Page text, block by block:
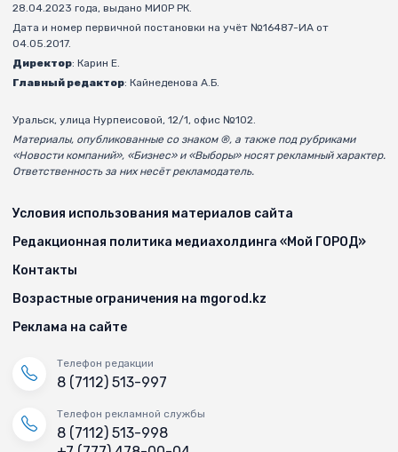
28.04.2023 года, выдано МИОР РК.
Дата и номер первичной постановки на учёт №16487-ИА от
04.05.2017.
Директор: Карин Е.
Главный редактор: Кайнеденова А.Б.
Уральск, улица Нурпеисовой, 12/1, офис №102.
Материалы, опубликованные со знаком ®, а также под рубриками
«Новости компаний», «Бизнес» и «Выборы» носят рекламный характер.
Ответственность за них несёт рекламодатель.
Условия использования материалов сайта
Редакционная политика медиахолдинга «Мой ГОРОД»
Контакты
Возрастные ограничения на mgorod.kz
Реклама на сайте
Телефон редакции
8 (7112) 513-997
Телефон рекламной службы
8 (7112) 513-998